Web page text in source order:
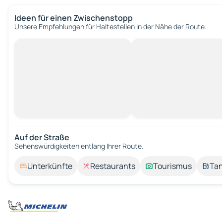
Ideen für einen Zwischenstopp
Unsere Empfehlungen für Haltestellen in der Nähe der Route.
Auf der Straße
Sehenswürdigkeiten entlang Ihrer Route.
Unterkünfte Restaurants Tourismus